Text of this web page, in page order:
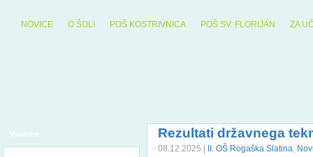
NOVICE O ŠOLI POŠ KOSTRIVNICA POŠ SV. FLORIJAN ZA
Vsebine Rezultati državnega
08.12.2025 | II. OŠ Rogaška Slatina,